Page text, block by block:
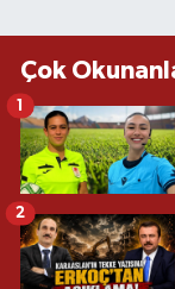
Çok
1
2